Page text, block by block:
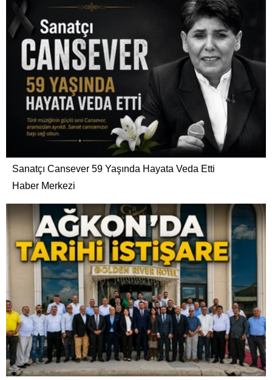
Sanatçı Cansever 59 Yaşında Hayata Veda Etti
Haber Merkezi